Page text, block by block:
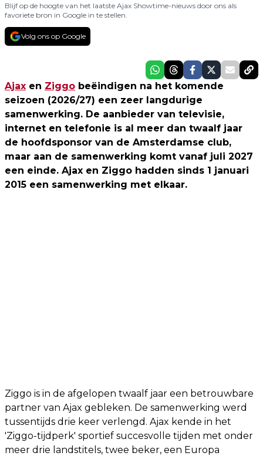
Blijf op de hoogte van het laatste Ajax Showtime-nieuws door ons als
favoriete bron in Google in te stellen.
Volg ons op Google
Ajax en Ziggo beëindigen na het komende
seizoen (2026/27) een zeer langdurige
samenwerking. De aanbieder van televisie,
internet en telefonie is al meer dan twaalf jaar
de hoofdsponsor van de Amsterdamse club,
maar aan de samenwerking komt vanaf juli 2027
een einde. Ajax en Ziggo hadden sinds 1 januari
2015 een samenwerking met elkaar.
Ziggo is in de afgelopen twaalf jaar een betrouwbare
partner van Ajax gebleken. De samenwerking werd
tussentijds drie keer verlengd. Ajax kende in het
'Ziggo-tijdperk' sportief succesvolle tijden met onder
meer drie landstitels, twee beker, een Europa